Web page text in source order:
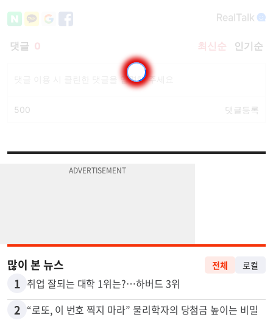
많이 본 뉴스 전체 로컬
1 취업 잘되는 대학 1위는?…하버드 3위
2 “로또, 이 번호 찍지 마라” 물리학자의 당첨금 높이는 비밀